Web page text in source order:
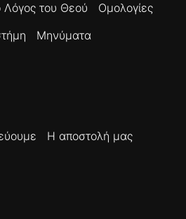
Λόγος του Θεού
Ομολογίες
Μηνύματα
Η αποστολή μας